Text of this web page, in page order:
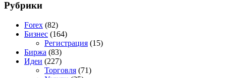
Рубрики
Forex (82)
Бизнес (164)
Регистрация (15)
Биржа (83)
Идеи (227)
Торговля (71)